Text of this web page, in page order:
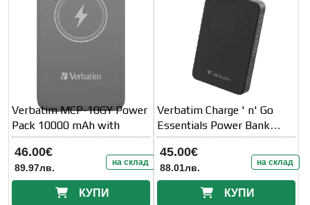
Verbatim MCP-10GY Power
Pack 10000 mAh with
46.00€
89.97лв. на склад
КУПИ
Verbatim Charge ' n' Go
Essentials Power Bank
Magnetic Wireless
10000mAh Black
45.00€
88.01лв. на склад
КУПИ